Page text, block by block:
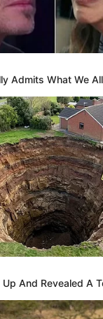
Admits What We
And Revealed A